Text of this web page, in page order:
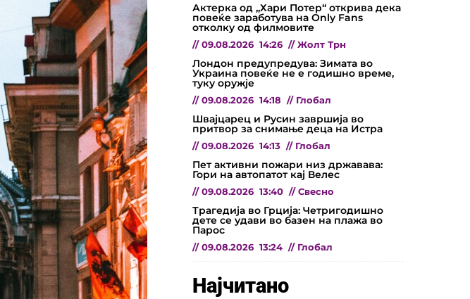
Актерка од „Хари Потер“ открива дека
повеќе заработува на Only Fans
отколку од филмовите
// 09.08.2026 14:26 // Жолт Трн
Лондон предупредува: Зимата во
Украина повеќе не е годишно време,
туку оружје
// 09.08.2026 14:18 // Глобал
Швајцарец и Русин завршија во
притвор за снимање деца на Истра
// 09.08.2026 14:13 // Глобал
Пет активни пожари низ државава:
Гори на автопатот кај Велес
// 09.08.2026 13:40 // Свесно
Трагедија во Грција: Четригодишно
дете се удави во базен на плажа во
Парос
// 09.08.2026 13:24 // Глобал
Најчитано